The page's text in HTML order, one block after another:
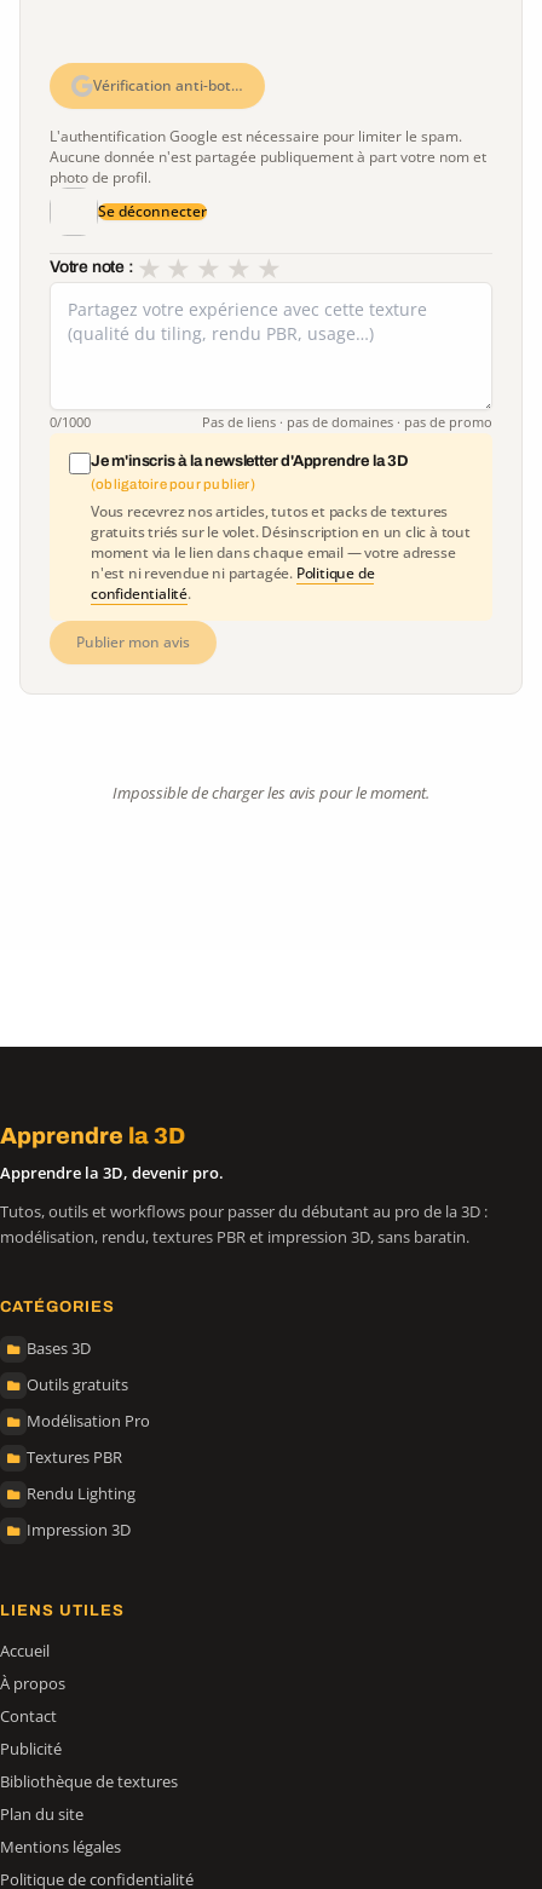
Vérification anti-bot…
L'authentification Google est nécessaire pour limiter le spam.
Aucune donnée n'est partagée publiquement à part votre nom et
photo de profil.
Se déconnecter
Votre note : ★
★
★
★
★
0/1000 Pas de liens · pas de domaines · pas de promo
Je m'inscris à la newsletter d'Apprendre la 3D
(obligatoire pour publier)
Vous recevrez nos articles, tutos et packs de textures
gratuits triés sur le volet. Désinscription en un clic à tout
moment via le lien dans chaque email — votre adresse
n'est ni revendue ni partagée. Politique de
confidentialité.
Publier mon avis
Impossible de charger les avis pour le moment.
Apprendre la 3D
Apprendre la 3D, devenir pro.
Tutos, outils et workflows pour passer du débutant au pro de la 3D :
modélisation, rendu, textures PBR et impression 3D, sans baratin.
CATÉGORIES
Bases 3D
Outils gratuits
Modélisation Pro
Textures PBR
Rendu Lighting
Impression 3D
LIENS UTILES
Accueil
À propos
Contact
Publicité
Bibliothèque de textures
Plan du site
Mentions légales
Politique de confidentialité